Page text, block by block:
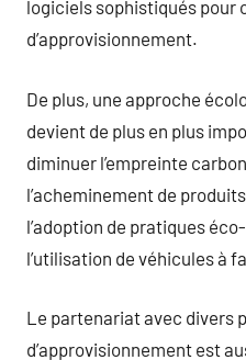
logiciels sophistiqués pour
d’approvisionnement.
De plus, une approche
devient de plus en plus
diminuer l’empreinte
l’acheminement de
l’adoption de pratiques
l’utilisation de véhicules à
Le partenariat avec divers
d’approvisionnement est